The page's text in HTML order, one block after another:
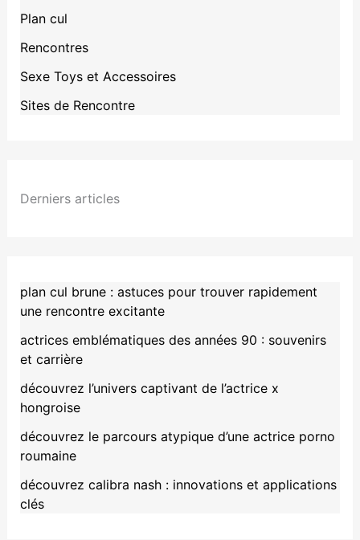
Plan cul
Rencontres
Sexe Toys et Accessoires
Sites de Rencontre
Derniers articles
plan cul brune : astuces pour trouver rapidement
une rencontre excitante
actrices emblématiques des années 90 : souvenirs
et carrière
découvrez l’univers captivant de l’actrice x
hongroise
découvrez le parcours atypique d’une actrice porno
roumaine
découvrez calibra nash : innovations et applications
clés